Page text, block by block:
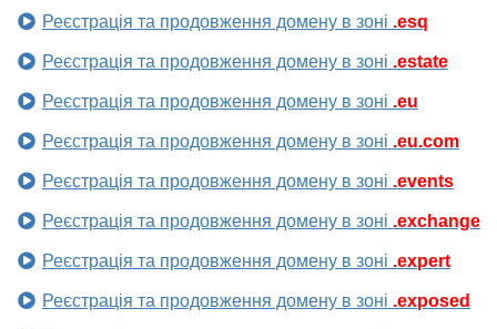
Реєстрація та продовження домену в зоні .esq
Реєстрація та продовження домену в зоні .estate
Реєстрація та продовження домену в зоні .eu
Реєстрація та продовження домену в зоні .eu.com
Реєстрація та продовження домену в зоні .events
Реєстрація та продовження домену в зоні .exchange
Реєстрація та продовження домену в зоні .expert
Реєстрація та продовження домену в зоні .exposed